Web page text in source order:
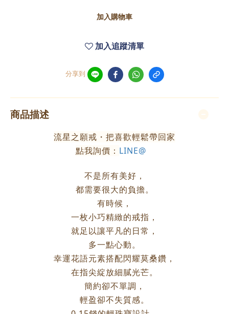
加入購物車
加入追蹤清單
分享到
商品描述
流星之願戒・把喜歡輕鬆帶回家
點我詢價： LINE@
不是所有美好，
都需要很大的負擔。
有時候，
一枚小巧精緻的戒指，
就足以讓平凡的日常，
多一點心動。
幸運花語元素搭配閃耀莫桑鑽，
在指尖綻放細膩光芒。
簡約卻不單調，
輕盈卻不失質感。